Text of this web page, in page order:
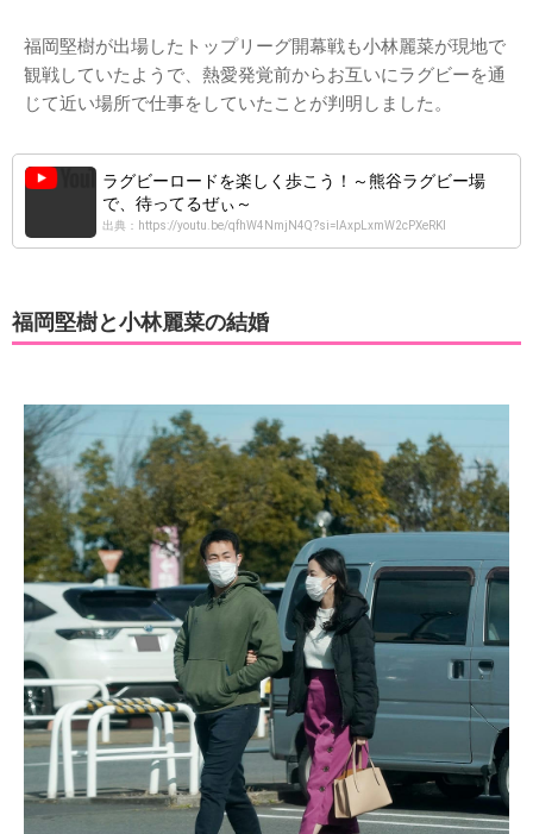
福岡堅樹が出場したトップリーグ開幕戦も小林麗菜が現地で
観戦していたようで、熱愛発覚前からお互いにラグビーを通
じて近い場所で仕事をしていたことが判明しました。
ラグビーロードを楽しく歩こう！～熊谷ラグビー場
で、待ってるぜぃ～
出典：https://youtu.be/qfhW4NmjN4Q?si=IAxpLxmW2cPXeRKl
福岡堅樹と小林麗菜の結婚